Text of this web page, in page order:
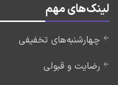
لینک‌های مهم
چهارشنبه‌های تخفیفی
رضایت و قبولی